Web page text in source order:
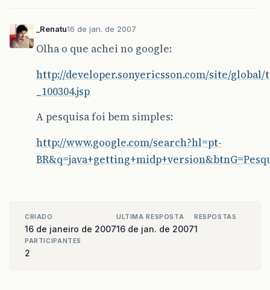
_Renatu16 de jan. de 2007
Olha o que achei no google:
http://developer.sonyericsson.com/site/
_100304.jsp
A pesquisa foi bem simples:
http://www.google.com/search?hl=pt-
CRIADO
16 de janeiro de 2007
ULTIMA RESPOSTA
16 de jan. de 2007
RESPOSTAS
1
PARTICIPANTES
2